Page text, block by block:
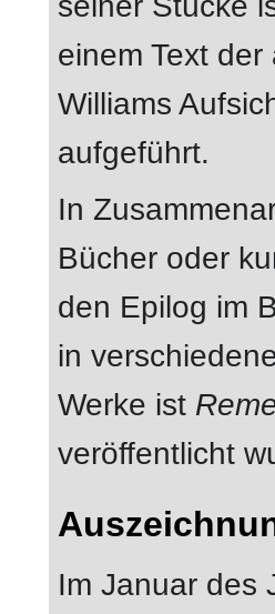
einem Text
Williams
aufgeführt.
In
Bücher oder
den Epilog im
in
Werke ist
veröffentlicht
Im Januar des